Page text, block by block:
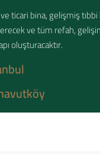
ticari bina, gelişmiş
ve tüm refah,
oluşturacaktır.